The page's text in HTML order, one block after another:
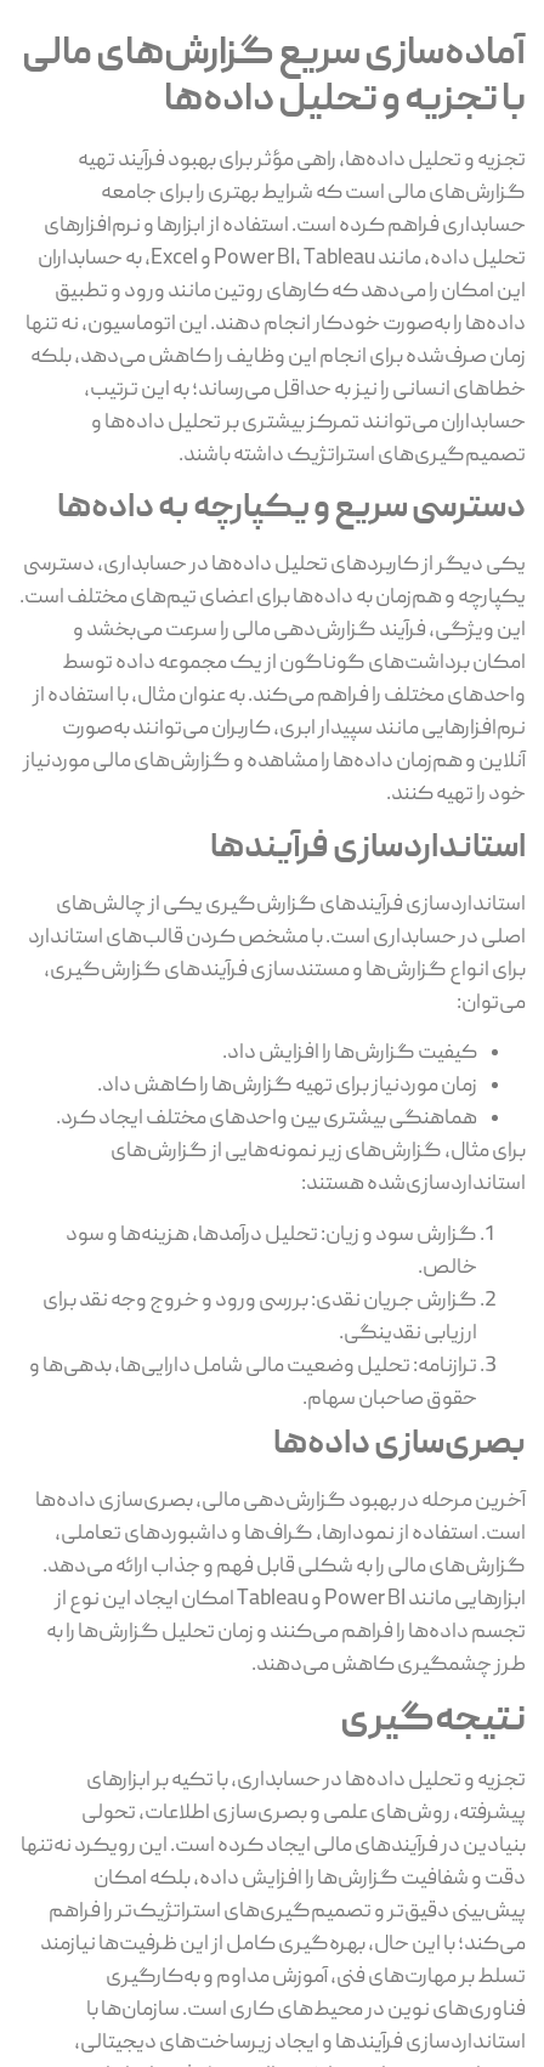
آماده‌سازی سریع گزارش‌های مالی
با تجزیه و تحلیل داده‌ها
تجزیه و تحلیل داده‌ها، راهی مؤثر برای بهبود فرآیند تهیه
گزارش‌های مالی است که شرایط بهتری را برای جامعه
حسابداری فراهم کرده است. استفاده از ابزارها و نرم‌افزارهای
تحلیل داده، مانند Power BI، Tableau و Excel، به حسابداران
این امکان را می‌دهد که کارهای روتین مانند ورود و تطبیق
داده‌ها را به‌صورت خودکار انجام دهند. این اتوماسیون، نه تنها
زمان صرف‌شده برای انجام این وظایف را کاهش می‌دهد، بلکه
خطاهای انسانی را نیز به حداقل می‌رساند؛ به این ترتیب،
حسابداران می‌توانند تمرکز بیشتری بر تحلیل داده‌ها و
تصمیم‌گیری‌های استراتژیک داشته باشند.
دسترسی سریع و یکپارچه به داده‌ها
یکی دیگر از کاربردهای تحلیل داده‌ها در حسابداری، دسترسی
یکپارچه و هم‌زمان به داده‌ها برای اعضای تیم‌های مختلف است.
این ویژگی، فرآیند گزارش‌دهی مالی را سرعت می‌بخشد و
امکان برداشت‌های گوناگون از یک مجموعه داده توسط
واحدهای مختلف را فراهم می‌کند. به عنوان مثال، با استفاده از
نرم‌افزارهایی مانند سپیدار ابری، کاربران می‌توانند به‌صورت
آنلاین و هم‌زمان داده‌ها را مشاهده و گزارش‌های مالی موردنیاز
خود را تهیه کنند.
استانداردسازی فرآیندها
استانداردسازی فرآیندهای گزارش‌گیری یکی از چالش‌های
اصلی در حسابداری است. با مشخص کردن قالب‌های استاندارد
برای انواع گزارش‌ها و مستندسازی فرآیندهای گزارش‌گیری،
می‌توان:
کیفیت گزارش‌ها را افزایش داد.
زمان موردنیاز برای تهیه گزارش‌ها را کاهش داد.
هماهنگی بیشتری بین واحدهای مختلف ایجاد کرد.
برای مثال، گزارش‌های زیر نمونه‌هایی از گزارش‌های
استانداردسازی‌شده هستند:
گزارش سود و زیان: تحلیل درآمدها، هزینه‌ها و سود
خالص.
گزارش جریان نقدی: بررسی ورود و خروج وجه نقد برای
ارزیابی نقدینگی.
ترازنامه: تحلیل وضعیت مالی شامل دارایی‌ها، بدهی‌ها و
حقوق صاحبان سهام.
بصری‌سازی داده‌ها
آخرین مرحله در بهبود گزارش‌دهی مالی، بصری‌سازی داده‌ها
است. استفاده از نمودارها، گراف‌ها و داشبوردهای تعاملی،
گزارش‌های مالی را به شکلی قابل فهم و جذاب ارائه می‌دهد.
ابزارهایی مانند Power BI و Tableau امکان ایجاد این نوع از
تجسم داده‌ها را فراهم می‌کنند و زمان تحلیل گزارش‌ها را به
طرز چشمگیری کاهش می‌دهند.
نتیجه‌گیری
تجزیه و تحلیل داده‌ها در حسابداری، با تکیه بر ابزارهای
پیشرفته، روش‌های علمی و بصری‌سازی اطلاعات، تحولی
بنیادین در فرآیندهای مالی ایجاد کرده است. این رویکرد نه‌تنها
دقت و شفافیت گزارش‌ها را افزایش داده، بلکه امکان
پیش‌بینی دقیق‌تر و تصمیم‌گیری‌های استراتژیک‌تر را فراهم
می‌کند؛ با این حال، بهره‌گیری کامل از این ظرفیت‌ها نیازمند
تسلط بر مهارت‌های فنی، آموزش مداوم و به‌کارگیری
فناوری‌های نوین در محیط‌های کاری است. سازمان‌ها با
استانداردسازی فرآیندها و ایجاد زیرساخت‌های دیجیتالی،